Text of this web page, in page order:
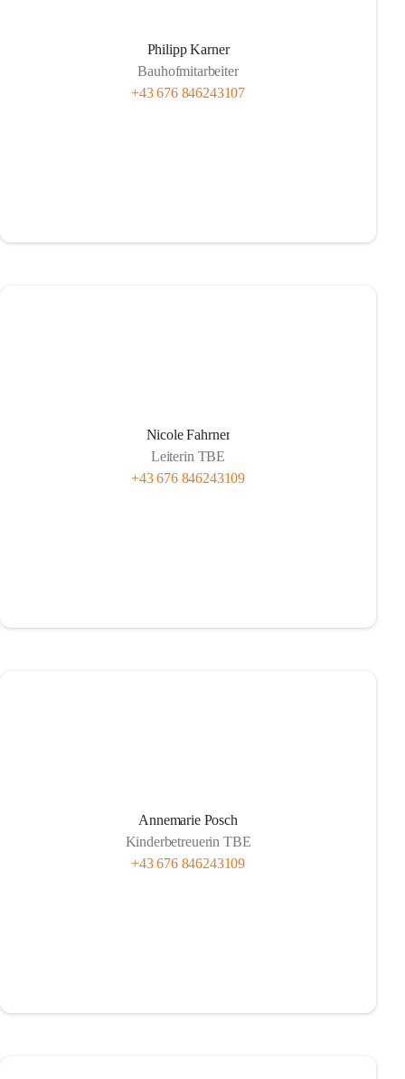
Philipp Karner
Bauhofmitarbeiter
+43 676 846243107
Nicole Fahrner
Leiterin TBE
+43 676 846243109
Annemarie Posch
Kinderbetreuerin TBE
+43 676 846243109